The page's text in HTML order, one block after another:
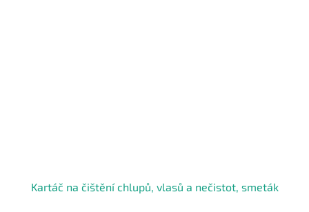
Kartáč na čištění chlupů, vlasů a nečistot, smeták